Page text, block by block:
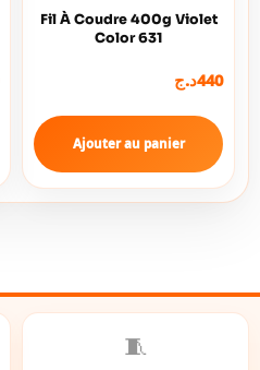
Fil À Coudre 400g Violet
Color 631
440د.ج
Ajouter au panier
🧵